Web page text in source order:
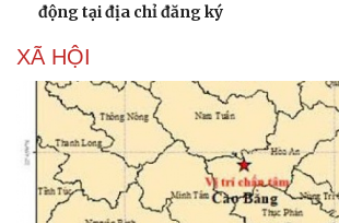
động tại địa chỉ đăng ký
XÃ HỘI